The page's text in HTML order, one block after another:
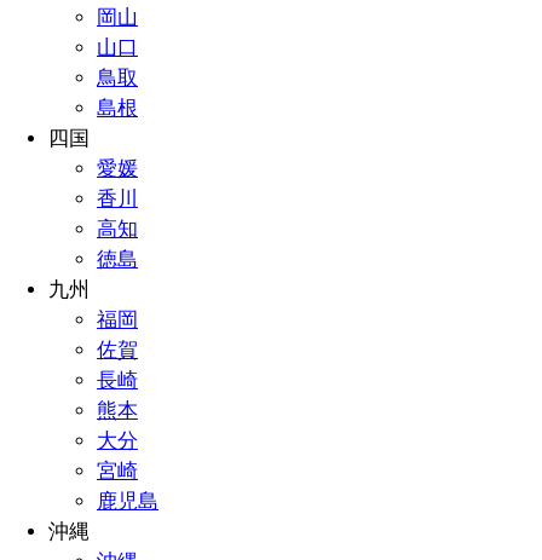
岡山
山口
鳥取
島根
四国
愛媛
香川
高知
徳島
九州
福岡
佐賀
長崎
熊本
大分
宮崎
鹿児島
沖縄